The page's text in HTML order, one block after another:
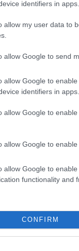
identifiers in apps.
allow my user data to
allow Google to send
allow Google to
identifiers in apps.
allow Google to
allow Google to
allow Google to
functionality and
CONFIRM
του εκεί
τις εκτοξεύσεις